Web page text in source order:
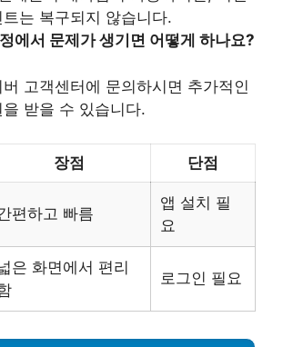
트는 복구되지 않습니다.
에서 문제가 생기면 어떻게 하나요?
버 고객센터에 문의하시면 추가적인
을 받을 수 있습니다.
장점 단점
편하고 빠름
앱 설치 필
요
은 화면에서 편리
로그인 필요